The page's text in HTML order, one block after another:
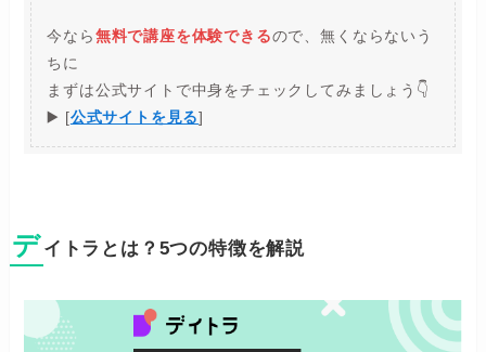
今なら無料で講座を体験できるので、無くならないう
ちに
まずは公式サイトで中身をチェックしてみましょう👇
▶️ [公式サイトを見る]
デイトラとは？5つの特徴を解説